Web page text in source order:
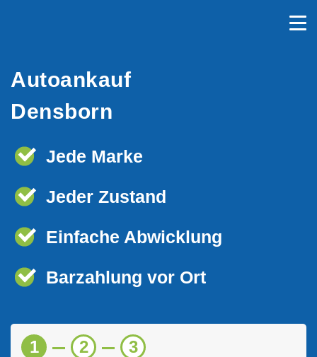
Autoankauf
Densborn
Jede Marke
Jeder Zustand
Einfache Abwicklung
Barzahlung vor Ort
1 2 3